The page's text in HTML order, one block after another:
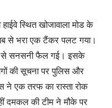
स्थित खोजावाला मोड के
से भरा एक टैंकर पलट गया।
से सनसनी फैल गई। इसके
की सूचना पर पुलिस और
ने एक तरफ का रास्ता रोक
दमकल की टीम ने मौके पर